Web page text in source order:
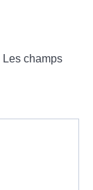
Les champs